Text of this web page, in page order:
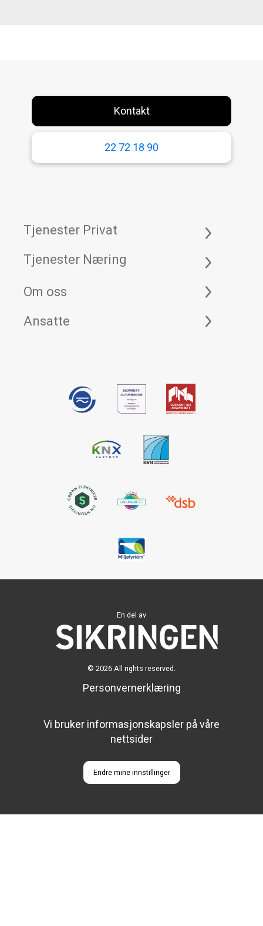
Kontakt
22 72 18 90
Tjenester Privat
Tjenester Næring
Om oss
Ansatte
En del av
© 2026 All rights reserved.
Personvernerklæring
Vi bruker informasjonskapsler på våre
nettsider
Endre mine innstillinger